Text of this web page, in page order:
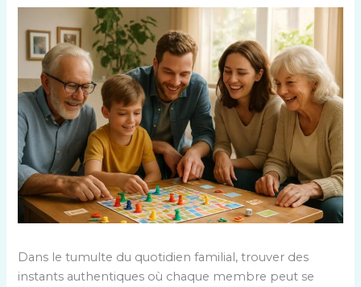
Dans le tumulte du quotidien familial, trouver des
instants authentiques où chaque membre peut se